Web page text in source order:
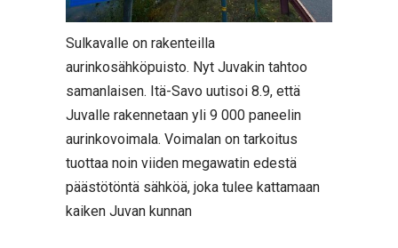
Sulkavalle on rakenteilla
aurinkosähköpuisto. Nyt Juvakin tahtoo
samanlaisen. Itä-Savo uutisoi 8.9, että
Juvalle rakennetaan yli 9 000 paneelin
aurinkovoimala. Voimalan on tarkoitus
tuottaa noin viiden megawatin edestä
päästötöntä sähköä, joka tulee kattamaan
kaiken Juvan kunnan